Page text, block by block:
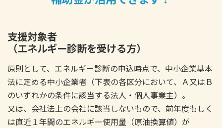
支援対象者
（エネルギー診断を受ける方）
原則として、エネルギー診断の申込時点で、中小企業基本
法に定める中小企業者（下表の各区分において、Ａ又はＢ
のいずれかの条件に該当する法人・個人事業主）。
又は、会社法上の会社に該当しないもので、前年度もしく
は直近１年間のエネルギー使用量（原油換算値）が